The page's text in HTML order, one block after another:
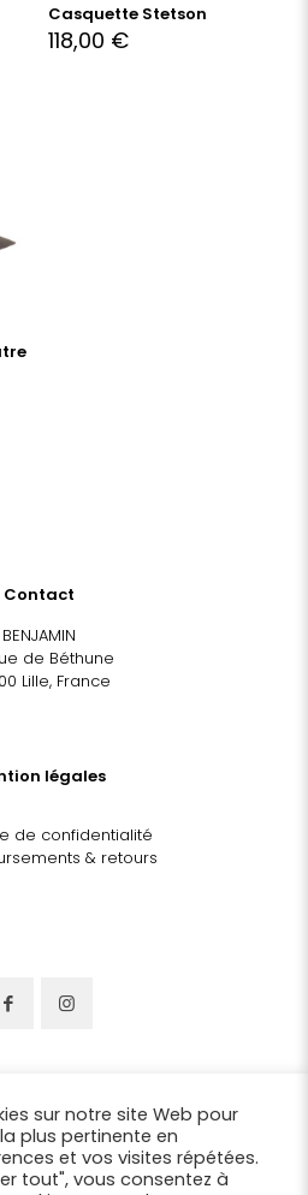
Casquette Stetson
118,00 €
Contact
BENJAMIN
de Béthune
Lille, France
légales
de confidentialité
& retours
sur notre site Web pour
plus pertinente en
et vos visites répétées.
tout", vous consentez à